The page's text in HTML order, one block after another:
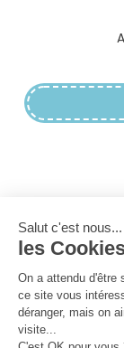
INFORMATIONS